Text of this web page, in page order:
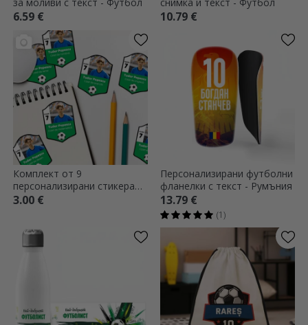
6.59 € 10.79 €
Комплект от 9
персонализирани стикера
(самозалепващи се етикети)
3.00 €
Персонализирани футболни
фланелки с текст - Румъния
13.79 €
(1)